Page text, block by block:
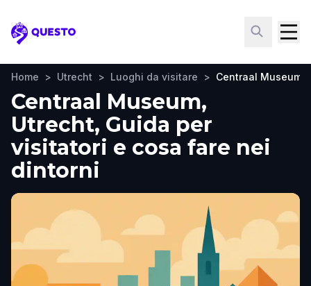
Questo
Home > Utrecht > Luoghi da visitare > Centraal Museum
Centraal Museum,
Utrecht, Guida per
visitatori e cosa fare nei
dintorni